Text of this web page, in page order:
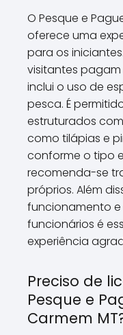
O Pesque e
oferece uma
para os
visitantes
inclui o uso de
pesca. É
estruturados
como tilápias e
conforme o tipo
recomenda-se
próprios. Além
funcionamento
funcionários é
experiência
Preciso de
Pesque e
Carmem